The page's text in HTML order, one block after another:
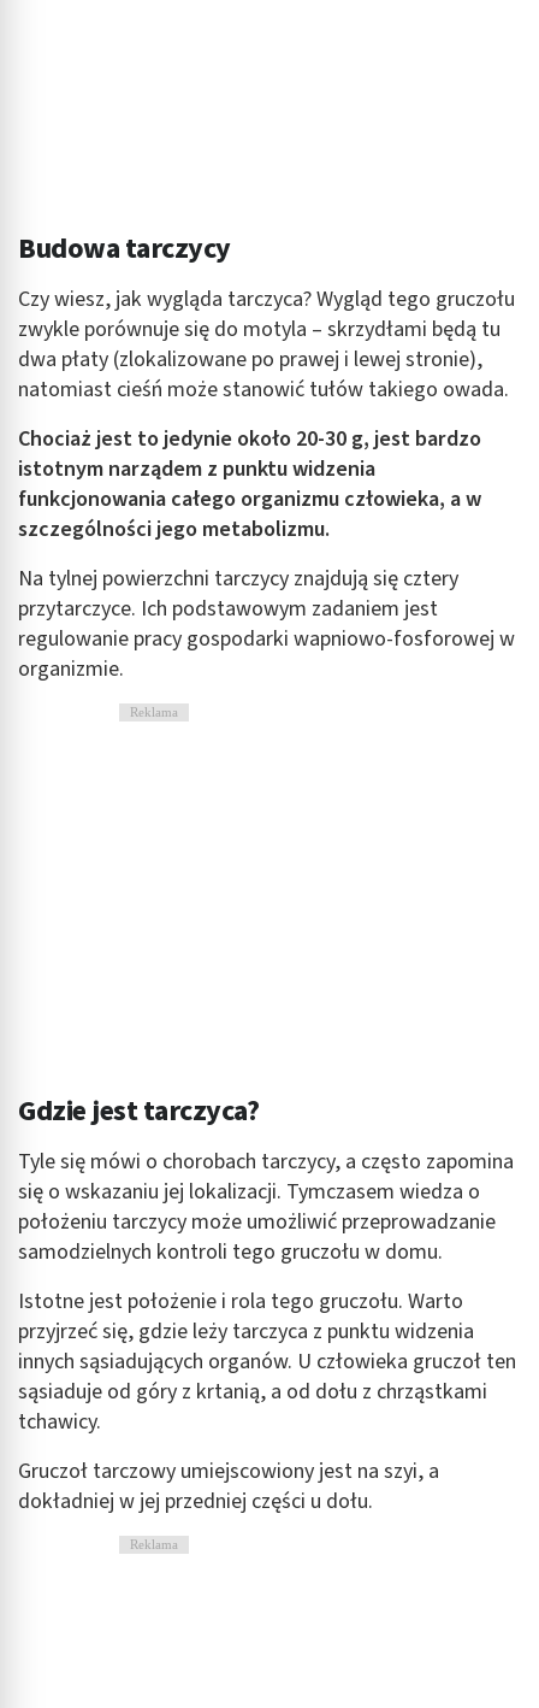
Budowa tarczycy
Czy wiesz, jak wygląda tarczyca? Wygląd tego gruczołu
zwykle porównuje się do motyla – skrzydłami będą tu
dwa płaty (zlokalizowane po prawej i lewej stronie),
natomiast cieśń może stanowić tułów takiego owada.
Chociaż jest to jedynie około 20-30 g, jest bardzo
istotnym narządem z punktu widzenia
funkcjonowania całego organizmu człowieka, a w
szczególności jego metabolizmu.
Na tylnej powierzchni tarczycy znajdują się cztery
przytarczyce. Ich podstawowym zadaniem jest
regulowanie pracy gospodarki wapniowo-fosforowej w
organizmie.
Reklama
Gdzie jest tarczyca?
Tyle się mówi o chorobach tarczycy, a często zapomina
się o wskazaniu jej lokalizacji. Tymczasem wiedza o
położeniu tarczycy może umożliwić przeprowadzanie
samodzielnych kontroli tego gruczołu w domu.
Istotne jest położenie i rola tego gruczołu. Warto
przyjrzeć się, gdzie leży tarczyca z punktu widzenia
innych sąsiadujących organów. U człowieka gruczoł ten
sąsiaduje od góry z krtanią, a od dołu z chrząstkami
tchawicy.
Gruczoł tarczowy umiejscowiony jest na szyi, a
dokładniej w jej przedniej części u dołu.
Reklama